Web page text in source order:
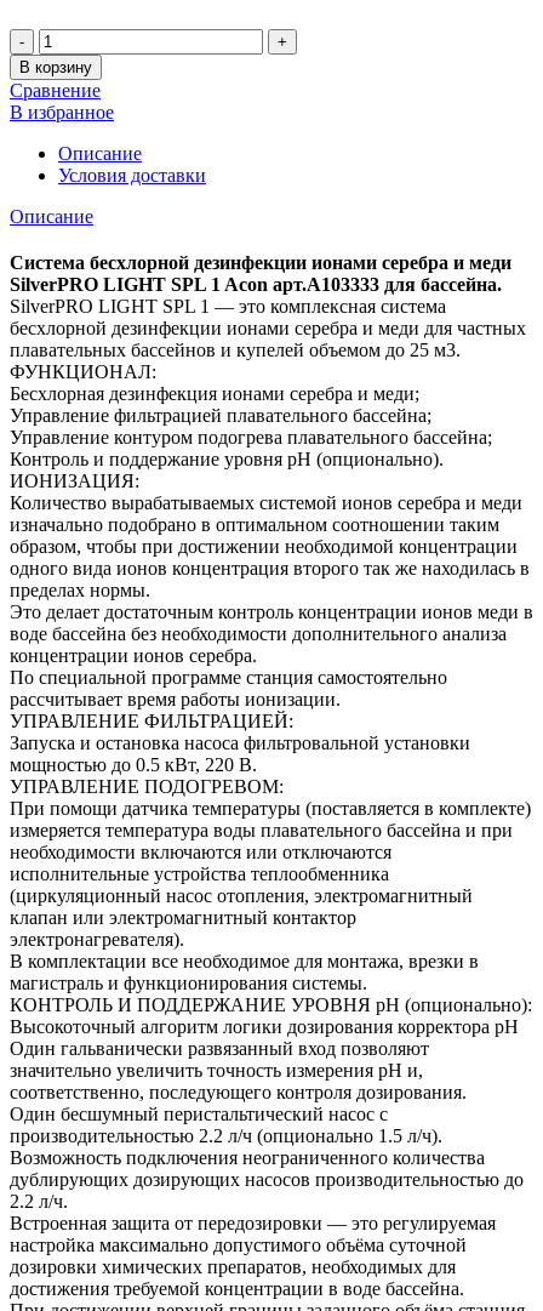
Количество
В корзину
Сравнение
В избранное
Описание
Условия доставки
Описание
Система беcхлорной дезинфекции ионами серебра и меди
SilverPRO LIGHT SPL 1 Acon арт.A103333 для бассейна.
SilverPRO LIGHT SPL 1 — это комплексная система
беcхлорной дезинфекции ионами серебра и меди для частных
плавательных бассейнов и купелей объемом до 25 м3.
ФУНКЦИОНАЛ:
Бесхлорная дезинфекция ионами серебра и меди;
Управление фильтрацией плавательного бассейна;
Управление контуром подогрева плавательного бассейна;
Контроль и поддержание уровня pH (опционально).
ИОНИЗАЦИЯ:
Количество вырабатываемых системой ионов серебра и меди
изначально подобрано в оптимальном соотношении таким
образом, чтобы при достижении необходимой концентрации
одного вида ионов концентрация второго так же находилась в
пределах нормы.
Это делает достаточным контроль концентрации ионов меди в
воде бассейна без необходимости дополнительного анализа
концентрации ионов серебра.
По специальной программе станция самостоятельно
рассчитывает время работы ионизации.
УПРАВЛЕНИЕ ФИЛЬТРАЦИЕЙ:
Запуска и остановка насоса фильтровальной установки
мощностью до 0.5 кВт, 220 В.
УПРАВЛЕНИЕ ПОДОГРЕВОМ:
При помощи датчика температуры (поставляется в комплекте)
измеряется температура воды плавательного бассейна и при
необходимости включаются или отключаются
исполнительные устройства теплообменника
(циркуляционный насос отопления, электромагнитный
клапан или электромагнитный контактор
электронагревателя).
В комплектации все необходимое для монтажа, врезки в
магистраль и функционирования системы.
КОНТРОЛЬ И ПОДДЕРЖАНИЕ УРОВНЯ pH (опционально):
Высокоточный алгоритм логики дозирования корректора pH
Один гальванически развязанный вход позволяют
значительно увеличить точность измерения рH и,
соответственно, последующего контроля дозирования.
Один бесшумный перистальтический насос с
производительностью 2.2 л/ч (опционально 1.5 л/ч).
Возможность подключения неограниченного количества
дублирующих дозирующих насосов производительностью до
2.2 л/ч.
Встроенная защита от передозировки — это регулируемая
настройка максимально допустимого объёма суточной
дозировки химических препаратов, необходимых для
достижения требуемой концентрации в воде бассейна.